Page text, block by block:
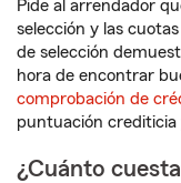
Pide al arrendador
selección y las
de selección
hora de encontrar
comprobación de
puntuación
¿Cuánto